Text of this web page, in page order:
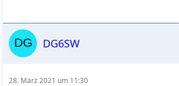
DG6SW
28. März 2021 um 11:30